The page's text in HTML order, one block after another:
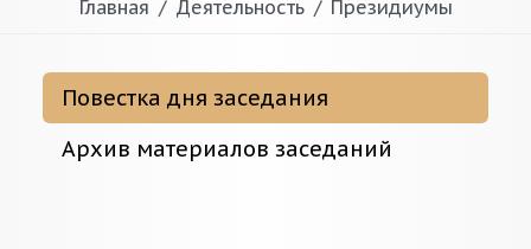
Главная Деятельность Президиумы
Повестка дня заседания
Архив материалов заседаний